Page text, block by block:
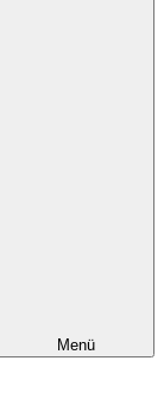
Menü